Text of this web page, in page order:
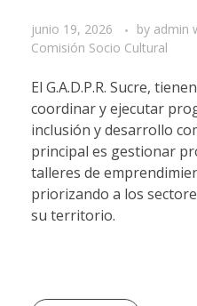
junio 19, 2026 by admin
Comisión Socio Cultural
El G.A.D.P.R. Sucre,
coordinar y ejecutar
inclusión y desarrollo
principal es gestionar
talleres de
priorizando a los
su territorio.